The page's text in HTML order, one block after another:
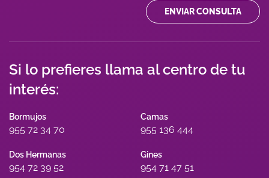
ENVIAR CONSULTA
Si lo prefieres llama al centro de tu
interés:
Bormujos
955 72 34 70
Camas
955 136 444
Dos Hermanas
954 72 39 52
Gines
954 71 47 51